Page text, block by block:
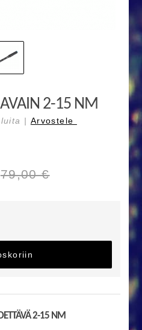
2-15 NM
| Arvostele
79,00 €
2-15 NM